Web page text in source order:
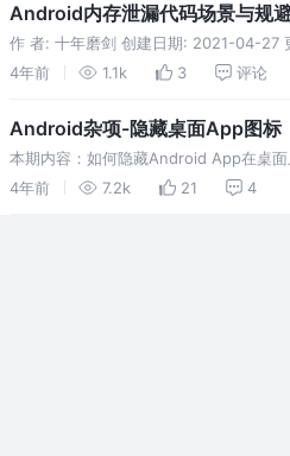
Android内存泄漏代码场景与规
作 者: 十年磨剑 创建日期: 2021-04-27
未释放或无法释放
4年前 1.1k 3 评论
Android杂项-隐藏桌面App图标
本期内容：如何隐藏Android App在桌
4年前
7.2k 21 4